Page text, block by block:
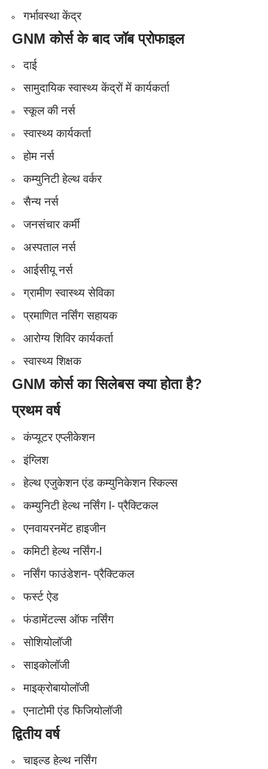
गर्भावस्था केंद्र
GNM कोर्स के बाद जॉब प्रोफाइल
दाई
सामुदायिक स्वास्थ्य केंद्रों में कार्यकर्ता
स्कूल की नर्स
स्वास्थ्य कार्यकर्ता
होम नर्स
कम्युनिटी हेल्थ वर्कर
सैन्य नर्स
जनसंचार कर्मी
अस्पताल नर्स
आईसीयू नर्स
ग्रामीण स्वास्थ्य सेविका
प्रमाणित नर्सिंग सहायक
आरोग्य शिविर कार्यकर्ता
स्वास्थ्य शिक्षक
GNM कोर्स का सिलेबस क्या होता है?
प्रथम वर्ष
कंप्यूटर एप्लीकेशन
इंग्लिश
हेल्थ एजुकेशन एंड कम्युनिकेशन स्किल्स
कम्युनिटी हेल्थ नर्सिंग l- प्रैक्टिकल
एनवायरनमेंट हाइजीन
कमिटी हेल्थ नर्सिंग-l
नर्सिंग फाउंडेशन- प्रैक्टिकल
फर्स्ट ऐड
फंडामेंटल्स ऑफ नर्सिंग
सोशियोलॉजी
साइकोलॉजी
माइक्रोबायोलॉजी
एनाटोमी एंड फिजियोलॉजी
द्वितीय वर्ष
चाइल्ड हेल्थ नर्सिंग